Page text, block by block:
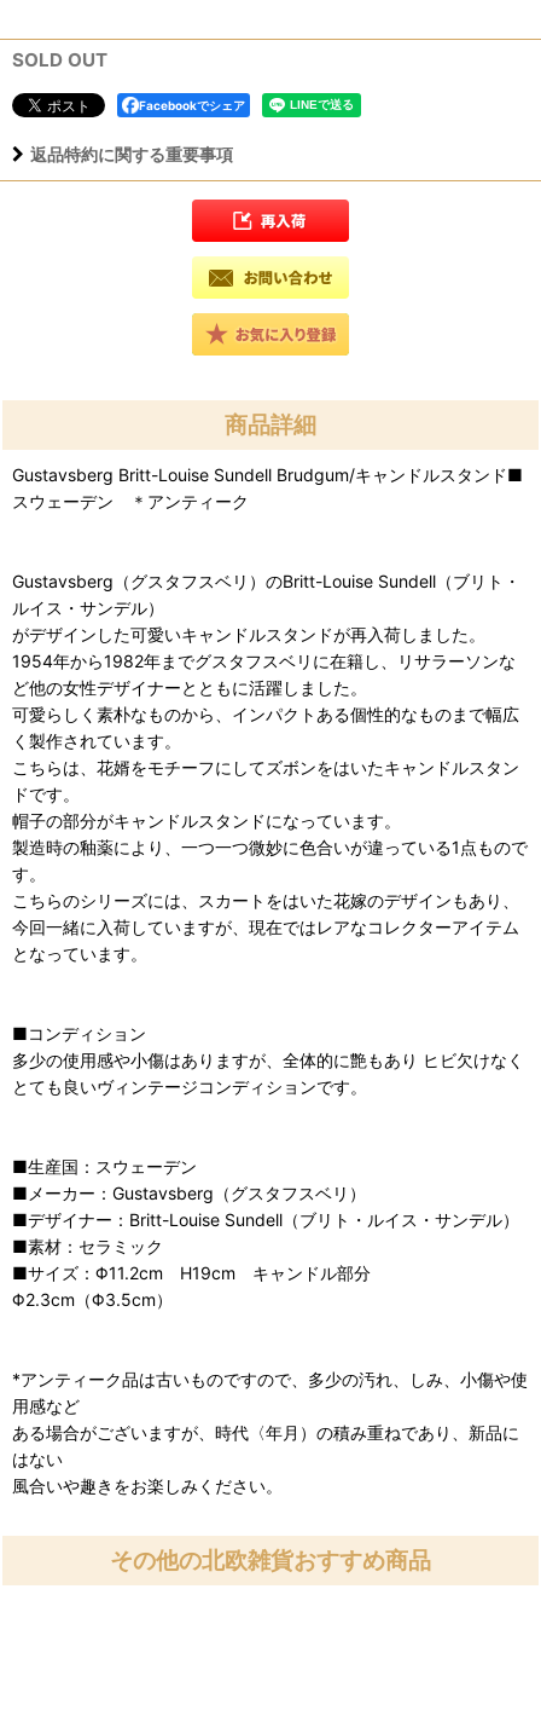
SOLD OUT
Facebookでシェア
返品特約に関する重要事項
商品詳細
Gustavsberg Britt-Louise Sundell Brudgum/キャンドルスタンド■
スウェーデン ＊アンティーク
Gustavsberg（グスタフスベリ）のBritt-Louise Sundell（ブリト・
ルイス・サンデル）
がデザインした可愛いキャンドルスタンドが再入荷しました。
1954年から1982年までグスタフスベリに在籍し、リサラーソンな
ど他の女性デザイナーとともに活躍しました。
可愛らしく素朴なものから、インパクトある個性的なものまで幅広
く製作されています。
こちらは、花婿をモチーフにしてズボンをはいたキャンドルスタン
ドです。
帽子の部分がキャンドルスタンドになっています。
製造時の釉薬により、一つ一つ微妙に色合いが違っている1点もので
す。
こちらのシリーズには、スカートをはいた花嫁のデザインもあり、
今回一緒に入荷していますが、現在ではレアなコレクターアイテム
となっています。
■コンディション
多少の使用感や小傷はありますが、全体的に艶もあり ヒビ欠けなく
とても良いヴィンテージコンディションです。
■生産国：スウェーデン
■メーカー：Gustavsberg（グスタフスベリ）
■デザイナー：Britt-Louise Sundell（ブリト・ルイス・サンデル）
■素材：セラミック
■サイズ：Φ11.2cm H19cm キャンドル部分
Φ2.3cm（Φ3.5cm）
*アンティーク品は古いものですので、多少の汚れ、しみ、小傷や使
用感など
ある場合がございますが、時代〈年月）の積み重ねであり、新品に
はない
風合いや趣きをお楽しみください。
その他の北欧雑貨おすすめ商品